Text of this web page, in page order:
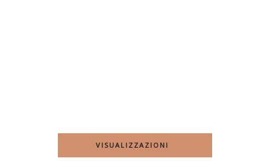
VISUALIZZAZIONI